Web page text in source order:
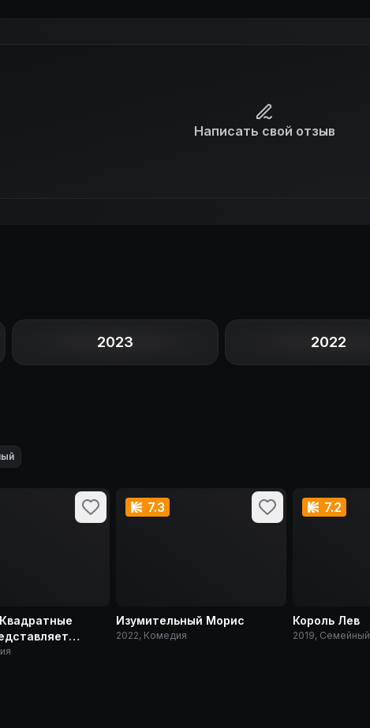
Написать свой отзыв
2023 2022
7.3
Изумительный Морис
2022, Комедия
7.2
Король Лев
2019, Семейный